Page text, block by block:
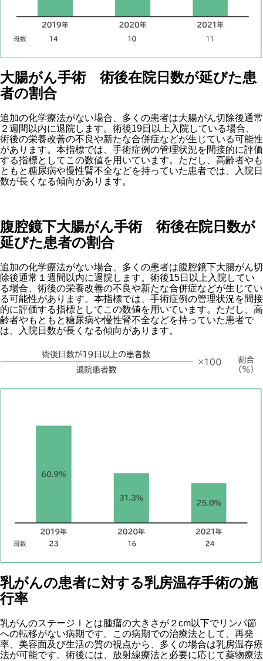
大腸がん手術 術後在院日数が延びた患
者の割合
追加の化学療法がない場合、多くの患者は大腸がん切除後通常
２週間以内に退院します。術後19日以上入院している場合、
術後の栄養改善の不良や新たな合併症などが生じている可能性
があります。本指標では、手術症例の管理状況を間接的に評価
する指標としてこの数値を用いています。ただし、高齢者やも
ともと糖尿病や慢性腎不全などを持っていた患者では、入院日
数が長くなる傾向があります。
腹腔鏡下大腸がん手術 術後在院日数が
延びた患者の割合
追加の化学療法がない場合、多くの患者は腹腔鏡下大腸がん切
除後通常１週間以内に退院します。術後15日以上入院してい
る場合、術後の栄養改善の不良や新たな合併症などが生じてい
る可能性があります。本指標では、手術症例の管理状況を間接
的に評価する指標としてこの数値を用いています。ただし、高
齢者やもともと糖尿病や慢性腎不全などを持っていた患者で
は、入院日数が長くなる傾向があります。
乳がんの患者に対する乳房温存手術の施
行率
乳がんのステージⅠとは腫瘤の大きさが２cm以下でリンパ節
への転移がない病期です。この病期での治療法として、再発
率、美容面及び生活の質の視点から、多くの場合は乳房温存療
法が可能です。術後には、放射線療法と必要に応じて薬物療法